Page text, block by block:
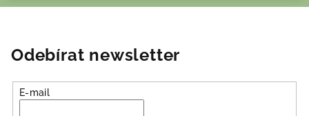
Odebírat newsletter
E-mail